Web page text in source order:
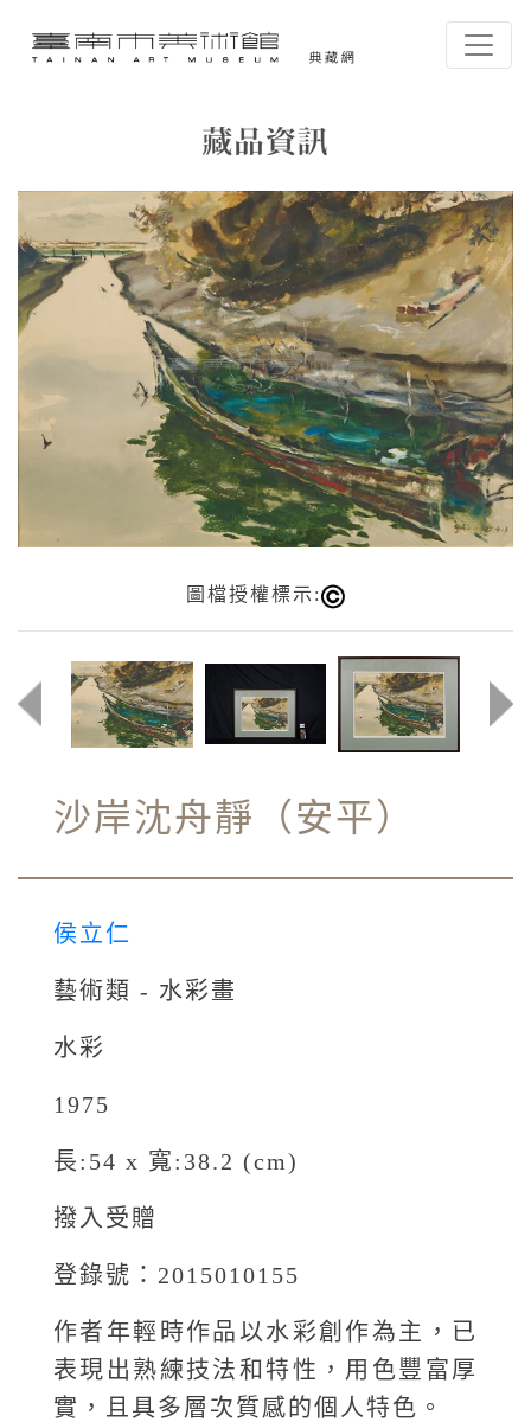
臺南市美術館-典藏網
網頁導覽
圖檔授權標示:
沙岸沈舟靜（安平）
侯立仁
藝術類 - 水彩畫
水彩
1975
長:54 x 寬:38.2 (cm)
撥入受贈
登錄號：2015010155
作者年輕時作品以水彩創作為主，已
表現出熟練技法和特性，用色豐富厚
實，且具多層次質感的個人特色。